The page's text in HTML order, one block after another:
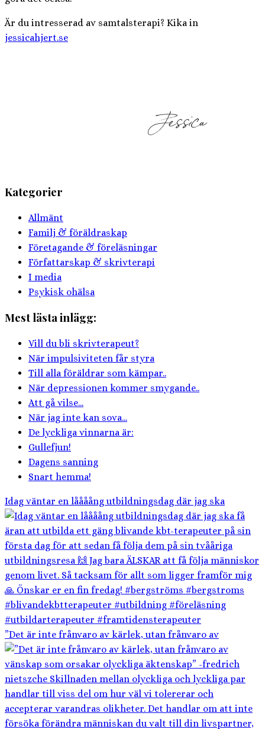
Är du intresserad av samtalsterapi? Kika in
jessicahjert.se
Kategorier
Allmänt
Familj & föräldraskap
Företagande & föreläsningar
Författarskap & skrivterapi
I media
Psykisk ohälsa
Mest lästa inlägg:
Vill du bli skrivterapeut?
När impulsiviteten får styra
Till alla föräldrar som kämpar..
När depressionen kommer smygande..
Att gå vilse...
När jag inte kan sova...
De lyckliga vinnarna är:
Gullefjun!
Dagens sanning
Snart hemma!
Idag väntar en låååång utbildningsdag där jag ska
”Det är inte frånvaro av kärlek, utan frånvaro av